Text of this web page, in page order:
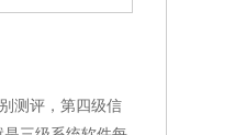
测评，第四级信